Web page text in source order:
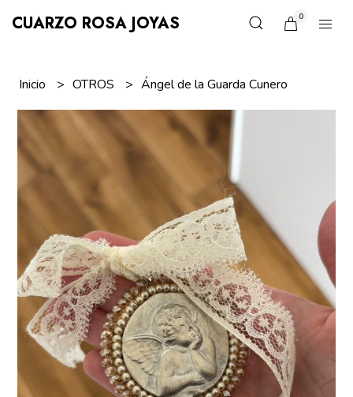
CUARZO ROSA JOYAS 0
Inicio OTROS Ángel de la Guarda Cunero